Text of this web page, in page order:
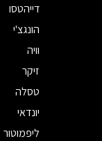
דייהטסו
הונגצ'י
וויה
זיקר
טסלה
יונדאי
ליפמוטור